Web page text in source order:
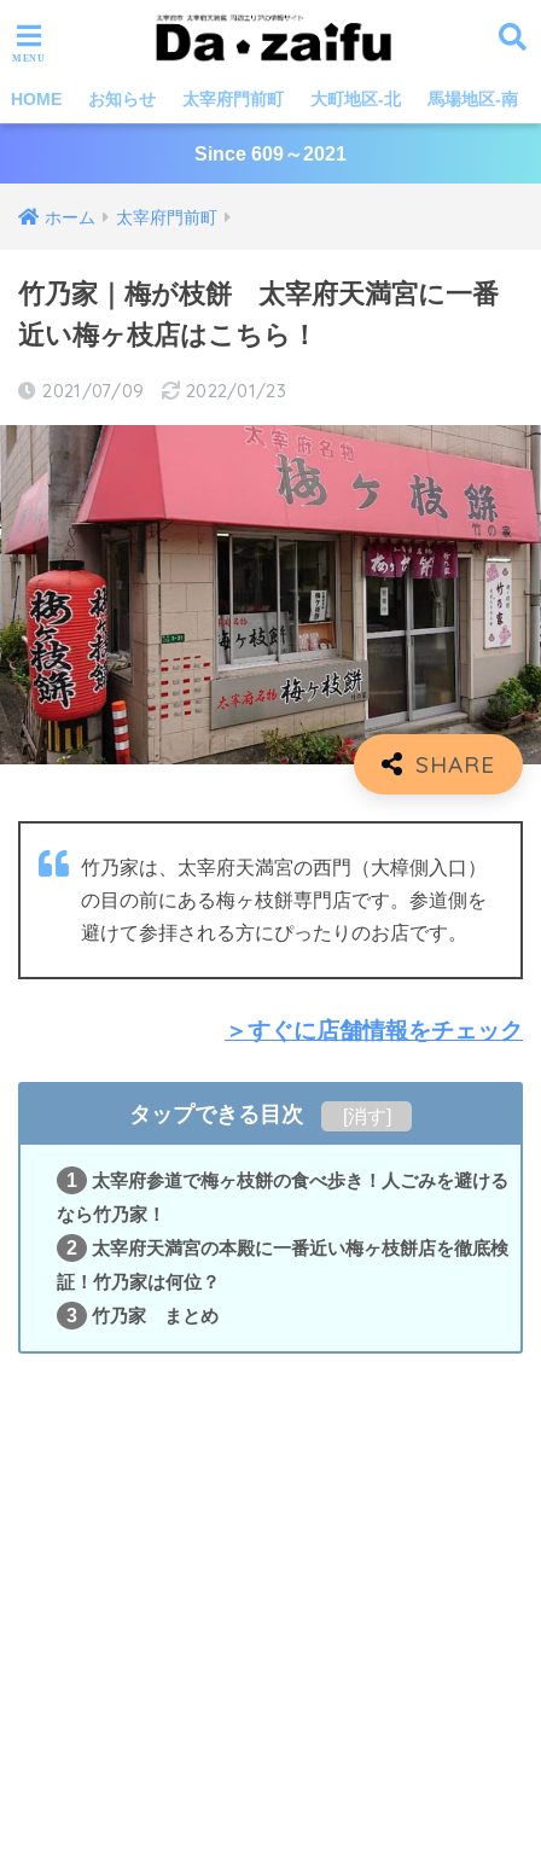
HOME お知らせ 太宰府門前町 大町地区-北 馬場地区-南
Since 609～2021
ホーム 太宰府門前町
竹乃家｜梅が枝餅 太宰府天満宮に一番
近い梅ヶ枝店はこちら！
2021/07/09 2022/01/23
竹乃家は、太宰府天満宮の西門（大樟側入口）
の目の前にある梅ヶ枝餅専門店です。参道側を
避けて参拝される方にぴったりのお店です。
＞すぐに店舗情報をチェック
タップできる目次 [消す]
1
太宰府参道で梅ヶ枝餅の食べ歩き！人ごみを避ける
なら竹乃家！
2
太宰府天満宮の本殿に一番近い梅ヶ枝餅店を徹底検
証！竹乃家は何位？
3
竹乃家 まとめ